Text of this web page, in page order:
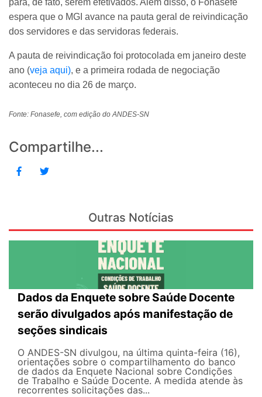
espera que o MGI avance na pauta geral de reivindicação
dos servidores e das servidoras federais.
A pauta de reivindicação foi protocolada em janeiro deste
ano (veja aqui), e a primeira rodada de negociação
aconteceu no dia 26 de março.
Fonte: Fonasefe, com edição do ANDES-SN
Compartilhe...
Outras Notícias
Dados da Enquete sobre Saúde Docente
serão divulgados após manifestação de
seções sindicais
O ANDES-SN divulgou, na última quinta-feira (16),
orientações sobre o compartilhamento do banco
de dados da Enquete Nacional sobre Condições
de Trabalho e Saúde Docente. A medida atende às
recorrentes solicitações das...